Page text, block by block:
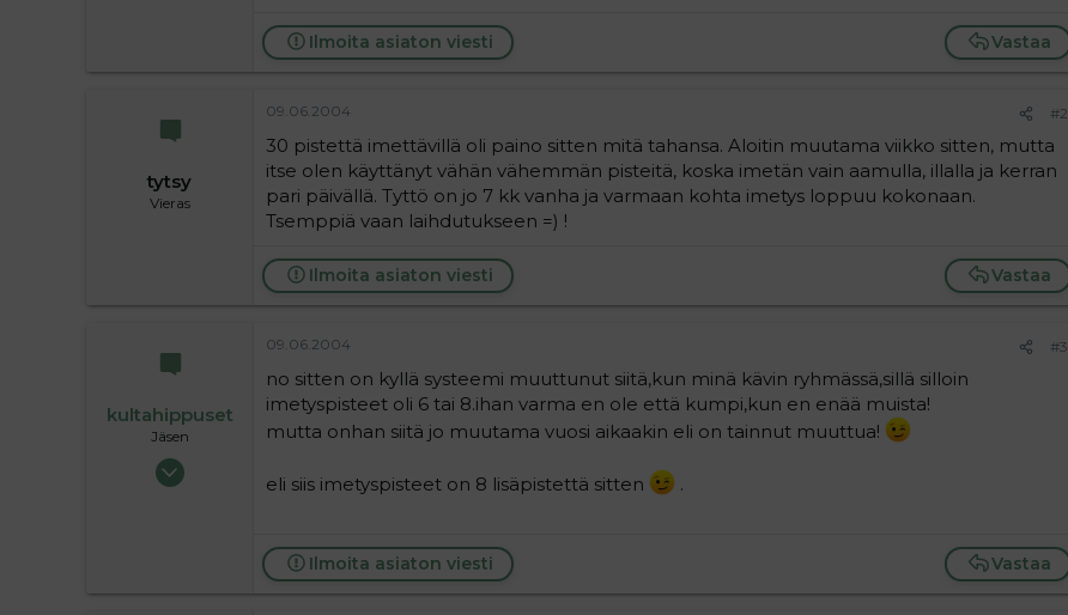
Vastaa
Ilmoita asiaton viesti
tytsy
Vieras
09.06.2004 #2
30 pistettä imettävillä oli paino sitten mitä tahansa. Aloitin muutama viikko sitten, mutta
itse olen käyttänyt vähän vähemmän pisteitä, koska imetän vain aamulla, illalla ja kerran
pari päivällä. Tyttö on jo 7 kk vanha ja varmaan kohta imetys loppuu kokonaan.
Tsemppiä vaan laihdutukseen =) !
Vastaa
Ilmoita asiaton viesti
kultahippuset
Jäsen
13.05.2004
09.06.2004 #3
no sitten on kyllä systeemi muuttunut siitä,kun minä kävin ryhmässä,sillä silloin
imetyspisteet oli 6 tai 8.ihan varma en ole että kumpi,kun en enää muista!
mutta onhan siitä jo muutama vuosi aikaakin eli on tainnut muuttua!
eli siis imetyspisteet on 8 lisäpistettä sitten .
Vastaa
Ilmoita asiaton viesti